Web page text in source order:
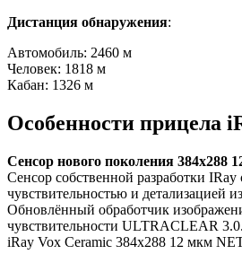
Дистанция обнаружения:
Автомобиль: 2460 м
Человек: 1818 м
Кабан: 1326 м
Особенности прицела
Сенсор нового поколения 384x288
Сенсор собственной разработки IRay
чувствительностью и детализацией
Обновлённый обработчик
чувствительности ULTRACLEAR 3.0.
iRay Vox Ceramic 384x288 12 мкм